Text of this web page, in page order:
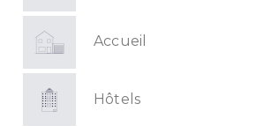
Accueil
Hôtels